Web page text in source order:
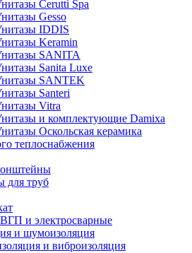
Cerutti Spa
Gesso
IDDIS
Keramin
SANITA
Sanita Luxe
SANTEK
Santeri
Vitra
и комплектующие Damixa
Оскольская керамика
теплоснабжения
для труб
и электросварные
и шумоизоляция
и виброизоляция